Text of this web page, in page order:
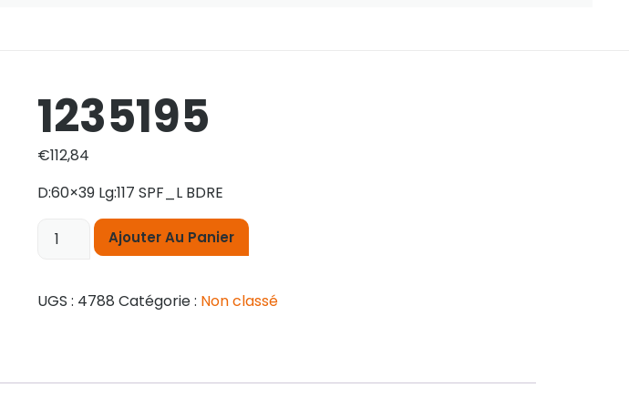
1235195
€112,84
D:60×39 Lg:117 SPF_L BDRE
quantité
Ajouter Au Panier
UGS : 4788 Catégorie : Non classé